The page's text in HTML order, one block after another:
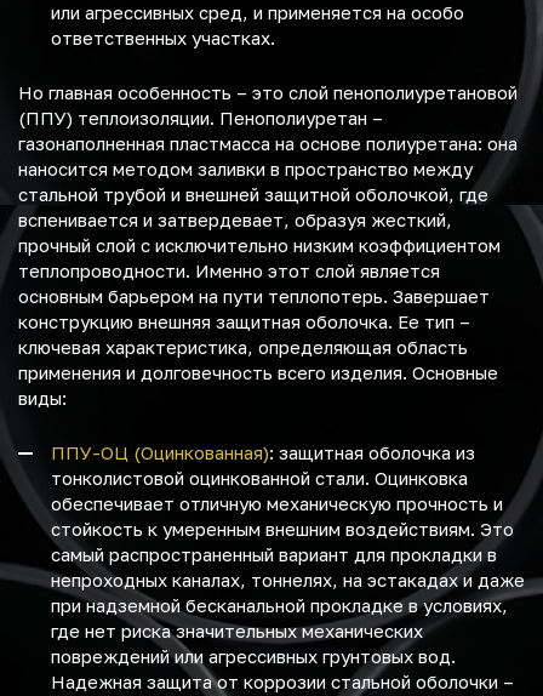
или агрессивных сред, и применяется на особо
ответственных участках.
Но главная особенность – это слой пенополиуретановой
(ППУ) теплоизоляции. Пенополиуретан –
газонаполненная пластмасса на основе полиуретана: она
наносится методом заливки в пространство между
стальной трубой и внешней защитной оболочкой, где
вспенивается и затвердевает, образуя жесткий,
прочный слой с исключительно низким коэффициентом
теплопроводности. Именно этот слой является
основным барьером на пути теплопотерь. Завершает
конструкцию внешняя защитная оболочка. Ее тип –
ключевая характеристика, определяющая область
применения и долговечность всего изделия. Основные
виды:
ППУ-ОЦ (Оцинкованная): защитная оболочка из
тонколистовой оцинкованной стали. Оцинковка
обеспечивает отличную механическую прочность и
стойкость к умеренным внешним воздействиям. Это
самый распространенный вариант для прокладки в
непроходных каналах, тоннелях, на эстакадах и даже
при надземной бесканальной прокладке в условиях,
где нет риска значительных механических
повреждений или агрессивных грунтовых вод.
Надежная защита от коррозии стальной оболочки –